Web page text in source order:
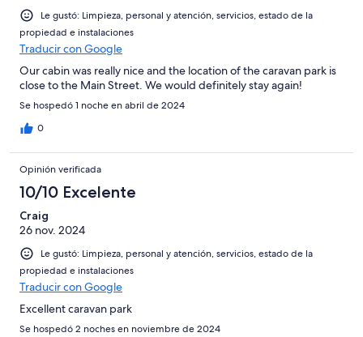
Le gustó: Limpieza, personal y atención, servicios, estado de la
propiedad e instalaciones
Traducir con Google
Our cabin was really nice and the location of the caravan park is
close to the Main Street. We would definitely stay again!
Se hospedó 1 noche en abril de 2024
0
Opinión verificada
10/10 Excelente
Craig
26 nov. 2024
Le gustó: Limpieza, personal y atención, servicios, estado de la
propiedad e instalaciones
Traducir con Google
Excellent caravan park
Se hospedó 2 noches en noviembre de 2024